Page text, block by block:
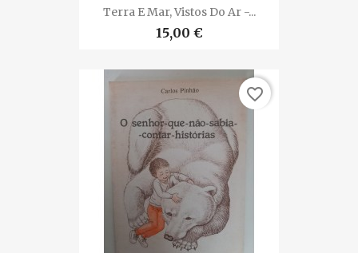
Terra E Mar, Vistos Do Ar -...
15,00 €
favorite_border